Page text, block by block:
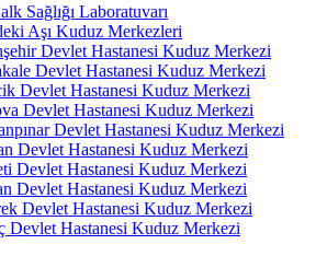
Sağlığı Laboratuvarı
Aşı Kuduz Merkezleri
Devlet Hastanesi Kuduz Merkezi
Devlet Hastanesi Kuduz Merkezi
Devlet Hastanesi Kuduz Merkezi
Devlet Hastanesi Kuduz Merkezi
Devlet Hastanesi Kuduz Merkezi
Devlet Hastanesi Kuduz Merkezi
Devlet Hastanesi Kuduz Merkezi
Devlet Hastanesi Kuduz Merkezi
Devlet Hastanesi Kuduz Merkezi
Devlet Hastanesi Kuduz Merkezi